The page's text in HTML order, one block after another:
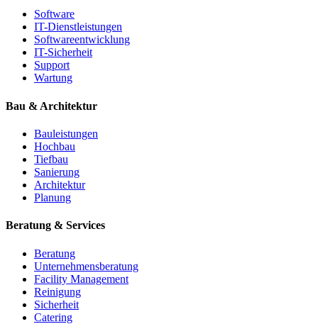
Software
IT-Dienstleistungen
Softwareentwicklung
IT-Sicherheit
Support
Wartung
Bau & Architektur
Bauleistungen
Hochbau
Tiefbau
Sanierung
Architektur
Planung
Beratung & Services
Beratung
Unternehmensberatung
Facility Management
Reinigung
Sicherheit
Catering